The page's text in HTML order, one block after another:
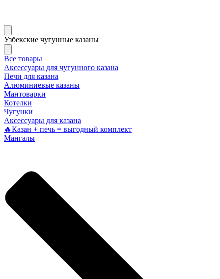
Узбекские чугунные казаны
Все товары
Аксессуары для чугунного казана
Печи для казана
Алюминиевые казаны
Мантоварки
Котелки
Чугунки
Аксессуары для казана
🔥Казан + печь = выгодный комплект
Мангалы